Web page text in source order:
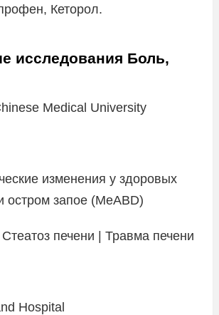
Кеторол.
исследования Боль,
Medical University
изменения у здоровых
остром запое (MeABD)
печени | Травма печени
Hospital